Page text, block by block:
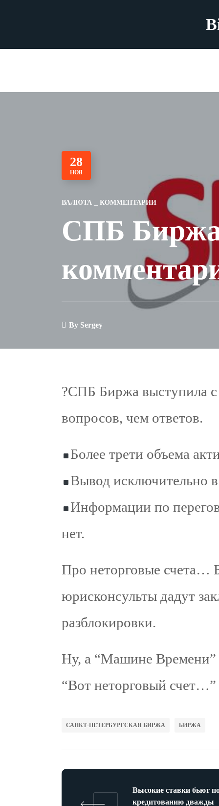
28
НОЯ
ВАЛЮТА КОММЕНТАРИИ
СПБ Биржа
By Sergey
?СПБ Биржа выступила
вопросов, чем ответов.
Более трети объема
Вывод исключительно
Информации по
нет.
Про неторговые счета…
юрисконсульты дадут
разблокировки.
Ну, а “Машине Времени”
“Вот неторговый счет…”
САНКТ-ПЕТЕРБУРГСКАЯ БИРЖА БИРЖА
Высокие ставки бьют
кредитованию дважды